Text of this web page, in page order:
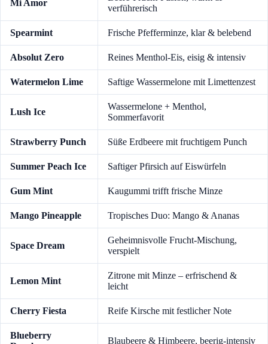
Mi Amor
verführerisch
Spearmint Frische Pfefferminze, klar & belebend
Absolut Zero Reines Menthol-Eis, eisig & intensiv
Watermelon Lime Saftige Wassermelone mit Limettenzest
Lush Ice
Wassermelone + Menthol,
Sommerfavorit
Strawberry Punch Süße Erdbeere mit fruchtigem Punch
Summer Peach Ice Saftiger Pfirsich auf Eiswürfeln
Gum Mint Kaugummi trifft frische Minze
Mango Pineapple Tropisches Duo: Mango & Ananas
Space Dream
Geheimnisvolle Frucht-Mischung,
verspielt
Lemon Mint
Zitrone mit Minze – erfrischend &
leicht
Cherry Fiesta Reife Kirsche mit festlicher Note
Blueberry
Blaubeere & Himbeere, beerig-intensiv